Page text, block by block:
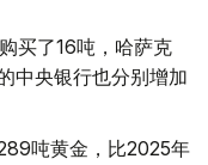
买了16吨，哈萨克
中央银行也分别增加
吨黄金，比2025年